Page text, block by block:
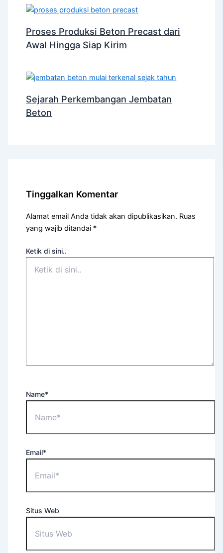
Proses Produksi Beton Precast dari
Awal Hingga Siap Kirim
Sejarah Perkembangan Jembatan
Beton
Tinggalkan Komentar
Alamat email Anda tidak akan dipublikasikan. Ruas
yang wajib ditandai *
Ketik di sini..
Name*
Email*
Situs Web